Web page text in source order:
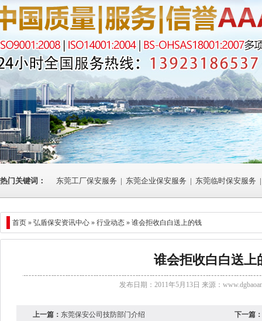
热门关键词： 东莞工厂保安服务 | 东莞企业保安服务 | 东莞临时保安服务 |
首页 » 弘盾保安资讯中心 » 行业动态 » 谁会拒收白白送上的钱
谁会拒收白白送上
发布日期：2011年5月13日 来源：
上一篇： 东莞保安公司技防部门介绍 下一篇：